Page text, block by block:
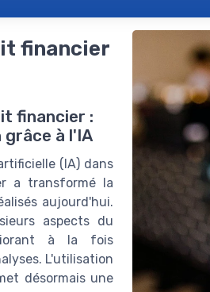
financier
financier :
à l'IA
(IA) dans
a transformé la
aujourd'hui.
aspects du
à la fois
L'utilisation
désormais une